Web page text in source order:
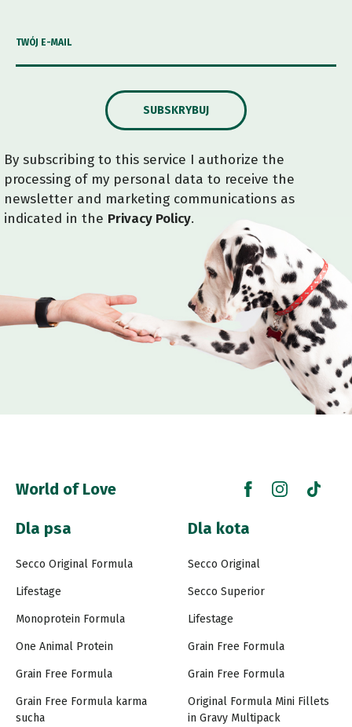
TWÓJ E-MAIL
SUBSKRYBUJ
By subscribing to this service I authorize the
processing of my personal data to receive the
newsletter and marketing communications as
indicated in the Privacy Policy.
World of Love
Dla psa
Secco Original Formula
Lifestage
Monoprotein Formula
One Animal Protein
Grain Free Formula
Grain Free Formula karma
sucha
Dla kota
Secco Original
Secco Superior
Lifestage
Grain Free Formula
Grain Free Formula
Original Formula Mini Fillets
in Gravy Multipack